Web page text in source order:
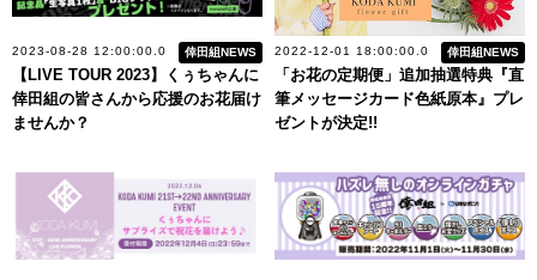
2023-08-28 12:00:00.0 倖田組NEWS
【LIVE TOUR 2023】くぅちゃんに
倖田組の皆さんから応援のお花届け
ませんか？
2022-12-01 18:00:00.0 倖田組NEWS
「お花の定期便」追加抽選特典『直
筆メッセージカード色紙原本』プレ
ゼントが決定!!